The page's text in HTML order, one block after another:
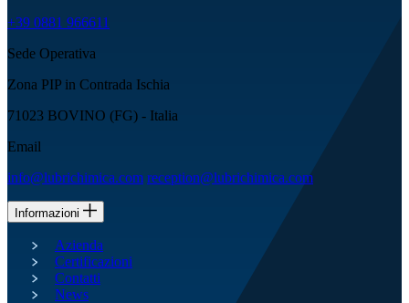
+39 0881 966611
Sede Operativa
Zona PIP in Contrada Ischia
71023 BOVINO (FG) - Italia
Email
info@lubrichimica.com reception@lubrichimica.com
Informazioni
Azienda
Certificazioni
Contatti
News